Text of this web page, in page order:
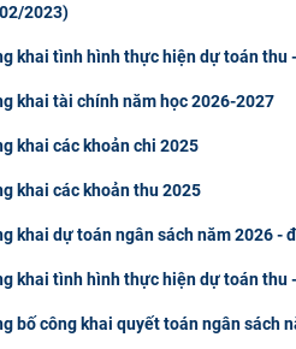
2023)
khai tình hình thực hiện dự toán thu
khai tài chính năm học 2026-2027
khai các khoản chi 2025
khai các khoản thu 2025
khai dự toán ngân sách năm 2026 -
khai tình hình thực hiện dự toán thu
bố công khai quyết toán ngân sách